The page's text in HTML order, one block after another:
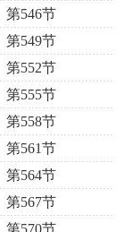
第546节
第549节
第552节
第555节
第558节
第561节
第564节
第567节
第570节